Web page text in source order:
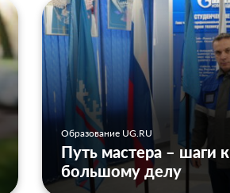
Образование UG.RU
Путь мастера – шаги к
большому делу